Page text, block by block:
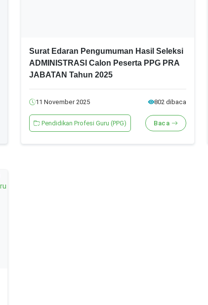
Surat Edaran Pengumuman Hasil Seleksi
ADMINISTRASI Calon Peserta PPG PRA
JABATAN Tahun 2025
11 November 2025 802 dibaca
Pendidikan Profesi Guru (PPG) Baca